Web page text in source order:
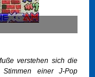
verstehen sich die
Stimmen einer J-Pop